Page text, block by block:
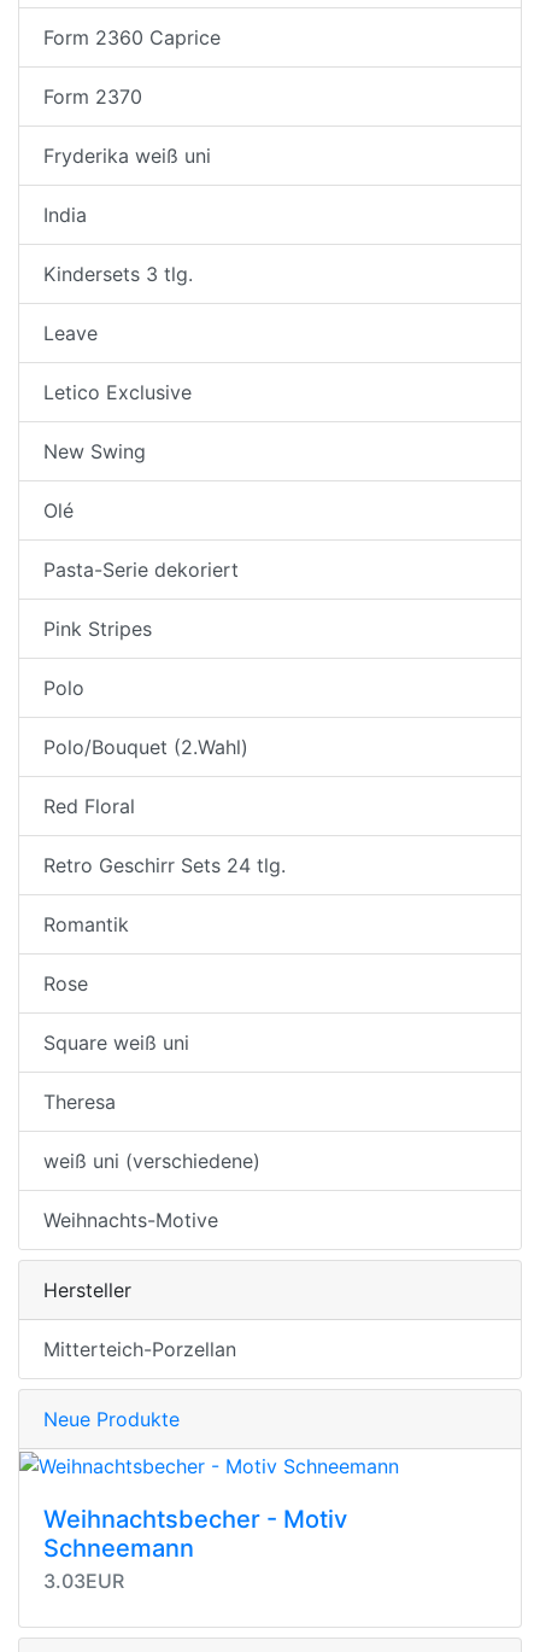
Form 2360 Caprice
Form 2370
Fryderika weiß uni
India
Kindersets 3 tlg.
Leave
Letico Exclusive
New Swing
Olé
Pasta-Serie dekoriert
Pink Stripes
Polo
Polo/Bouquet (2.Wahl)
Red Floral
Retro Geschirr Sets 24 tlg.
Romantik
Rose
Square weiß uni
Theresa
weiß uni (verschiedene)
Weihnachts-Motive
Hersteller
Mitterteich-Porzellan
Neue Produkte
Weihnachtsbecher - Motiv
Schneemann
3.03EUR